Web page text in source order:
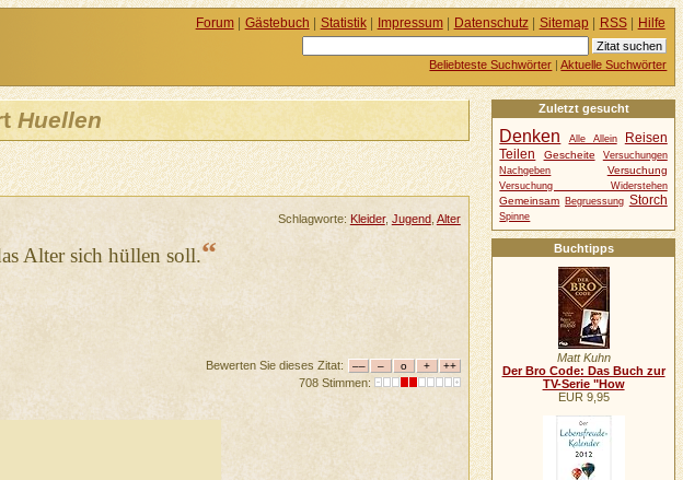
Huellen
Schlagworte: Kleider,Jugend, Alter
Alter sich hüllen soll.“
Bewerten Sie dieses Zitat:
708 Stimmen:
Zuletzt gesucht
Denken Alle Allein
Reisen
Teilen
Gescheite
Versuchungen
Nachgeben
Versuchung
Versuchung Widerstehen
Gemeinsam Begruessung Storch
Spinne
Buchtipps
Matt Kuhn
Der Bro Code: Das Buch zur
TV-Serie "How
EUR 9,95
Forum| Gästebuch | Statistik| Impressum| Datenschutz| Sitemap| RSS| Hilfe
Beliebteste Suchwörter |Aktuelle Suchwörter